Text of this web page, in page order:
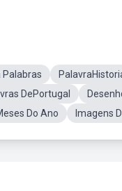
Palabras
DePortugal
Do Ano Imagens